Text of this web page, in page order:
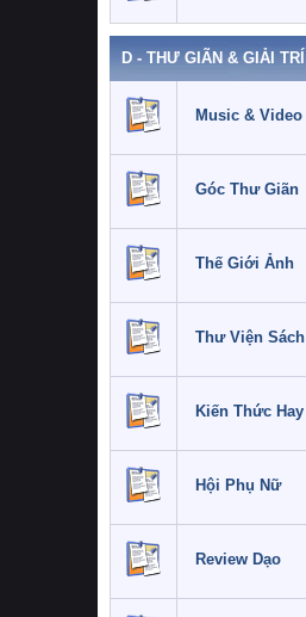
D - THƯ GIÃN & GIẢI TRÍ
Music & Video
Góc Thư Giãn
Thế Giới Ảnh
Thư Viện Sách
Kiến Thức Hay
Hội Phụ Nữ
Review Dạo